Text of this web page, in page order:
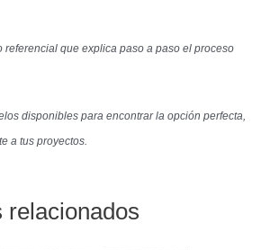
referencial que explica paso a paso el proceso
disponibles para encontrar la opción perfecta,
a tus proyectos.
relacionados